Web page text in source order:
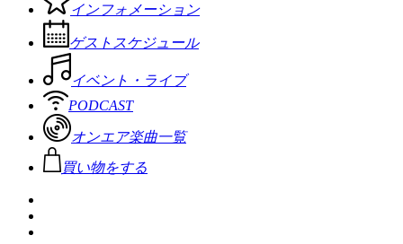
インフォメーション
ゲストスケジュール
イベント・ライブ
PODCAST
オンエア楽曲一覧
買い物をする